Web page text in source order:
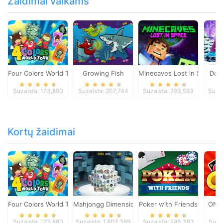
Four Colors World Tour
Suzaista: 173,880
Growing Fish
Suzaista: 207,744
Minecaves Lost in Space
Suzaista: 293,593
Kortų žaidimai
Four Colors World TourMahjongg DimensionsPoker with Friends